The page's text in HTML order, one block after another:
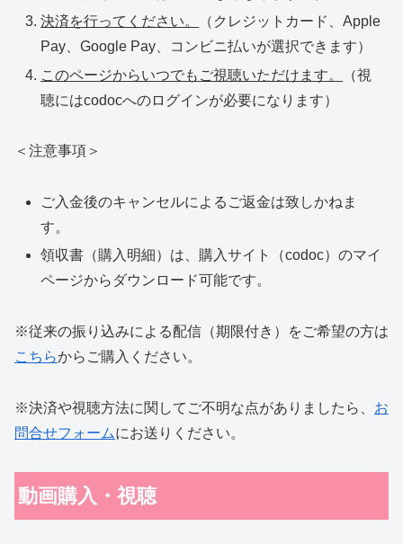
決済を行ってください。
（クレジットカード、Apple
Pay、Google Pay、コンビニ払いが選択できます）
このページからいつでもご視聴いただけます。
（視
聴にはcodocへのログインが必要になります）
＜注意事項＞
ご入金後のキャンセルによるご返金は致しかねま
す。
領収書（購入明細）は、購入サイト（codoc）のマイ
ページからダウンロード可能です。
※従来の振り込みによる配信（期限付き）をご希望の方は
こちらからご購入ください。
※決済や視聴方法に関してご不明な点がありましたら、 お
問合せフォームにお送りください。
動画購入・視聴